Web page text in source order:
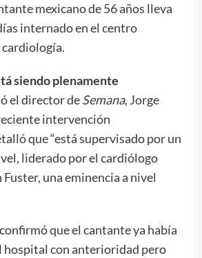
mexicano de 56 años lleva
internado en el centro
siendo plenamente
el director deSemana, Jorge
intervención
que “está supervisado por un
liderado por el cardiólogo
una eminencia a nivel
que el cantante ya había
hospital con anterioridad pero